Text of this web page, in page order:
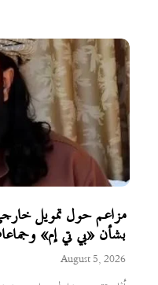
مزاعم حول تمويل
بشأن «بي تي إم»
August 5, 2026